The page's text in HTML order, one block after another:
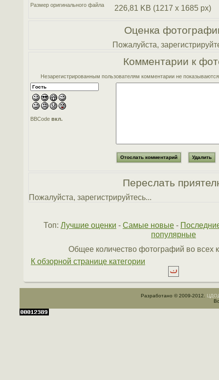
Размер оригинального файла 226,81 KB (1217 x 1685 px)
Оценка
Пожалуйста,
Комментарии к
Незарегистрированным пользователям комментарии не
BBCodeвкл.
Переслать
Пожалуйста, зарегистрируйтесь...
Топ: Лучшие оценки - Самые новые -
популярные
Общее количество фотографий во всех
К обзорной странице категории
Разработано © 2009-2012.